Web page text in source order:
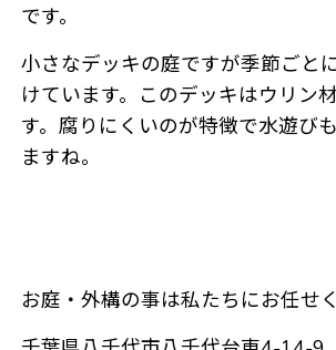
です。
小さなデッキの庭ですが季節ごと
けています。このデッキはウリン
す。腐りにくいのが特徴で水遊び
ますね。
お庭・外構の事は私たちにお任せ